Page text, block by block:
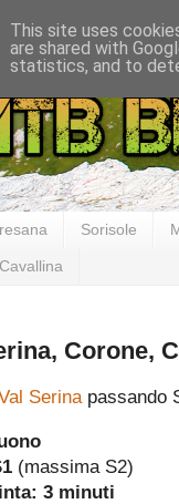
Sorisole
Cavallina
Corone,
Serinapassando
(massima S2)
3 minuti
This site uses
are shared with
statistics, and to